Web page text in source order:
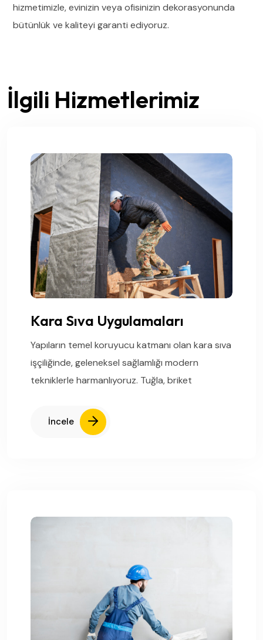
hizmetimizle, evinizin veya ofisinizin dekorasyonunda
bütünlük ve kaliteyi garanti ediyoruz.
İlgili Hizmetlerimiz
Kara Sıva Uygulamaları
Yapıların temel koruyucu katmanı olan kara sıva
işçiliğinde, geleneksel sağlamlığı modern
tekniklerle harmanlıyoruz. Tuğla, briket
İncele